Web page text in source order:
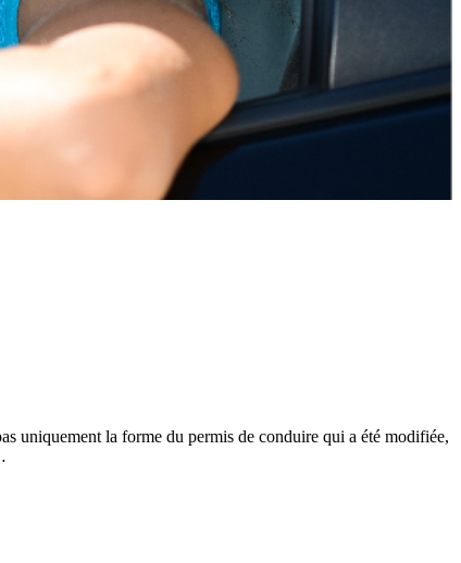
uniquement la forme du permis de conduire qui a été modifiée,